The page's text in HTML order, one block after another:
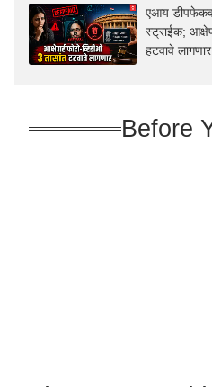
एआय
स्ट्राईक;
हटवावे लागणार
Before